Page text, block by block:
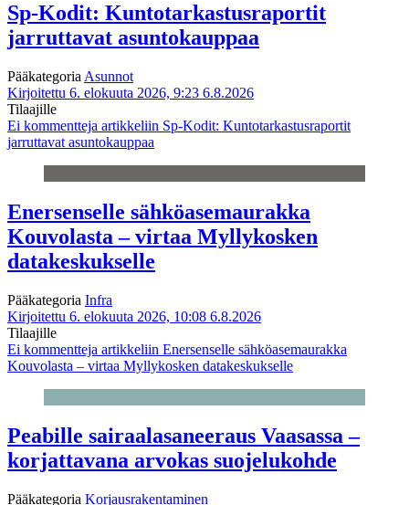
Sp-Kodit: Kuntotarkastusraportit
jarruttavat asuntokauppaa
Pääkategoria Asunnot
Kirjoitettu 6. elokuuta 2026, 9:23 6.8.2026
Tilaajille
Ei kommentteja artikkeliin Sp-Kodit: Kuntotarkastusraportit
jarruttavat asuntokauppaa
Enersenselle sähköasemaurakka
Kouvolasta – virtaa Myllykosken
datakeskukselle
Pääkategoria Infra
Kirjoitettu 6. elokuuta 2026, 10:08 6.8.2026
Tilaajille
Ei kommentteja artikkeliin Enersenselle sähköasemaurakka
Kouvolasta – virtaa Myllykosken datakeskukselle
Peabille sairaalasaneeraus Vaasassa –
korjattavana arvokas suojelukohde
Pääkategoria Korjausrakentaminen